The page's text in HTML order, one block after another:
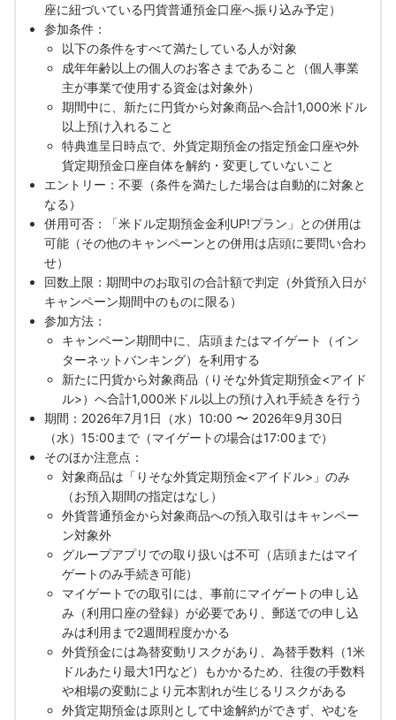
座に紐づいている円貨普通預金口座へ振り込み予定）
参加条件：
以下の条件をすべて満たしている人が対象
成年年齢以上の個人のお客さまであること（個人事業
主が事業で使用する資金は対象外）
期間中に、新たに円貨から対象商品へ合計1,000米ドル
以上預け入れること
特典進呈日時点で、外貨定期預金の指定預金口座や外
貨定期預金口座自体を解約・変更していないこと
エントリー：不要（条件を満たした場合は自動的に対象と
なる）
併用可否：「米ドル定期預金金利UP!プラン」との併用は
可能（その他のキャンペーンとの併用は店頭に要問い合わ
せ）
回数上限：期間中のお取引の合計額で判定（外貨預入日が
キャンペーン期間中のものに限る）
参加方法：
キャンペーン期間中に、店頭またはマイゲート（イン
ターネットバンキング）を利用する
新たに円貨から対象商品（りそな外貨定期預金<アイド
ル>）へ合計1,000米ドル以上の預け入れ手続きを行う
期間：2026年7月1日（水）10:00 〜 2026年9月30日
（水）15:00まで（マイゲートの場合は17:00まで）
そのほか注意点：
対象商品は「りそな外貨定期預金<アイドル>」のみ
（お預入期間の指定はなし）
外貨普通預金から対象商品への預入取引はキャンペー
ン対象外
グループアプリでの取り扱いは不可（店頭またはマイ
ゲートのみ手続き可能）
マイゲートでの取引には、事前にマイゲートの申し込
み（利用口座の登録）が必要であり、郵送での申し込
みは利用まで2週間程度かかる
外貨預金には為替変動リスクがあり、為替手数料（1米
ドルあたり最大1円など）もかかるため、往復の手数料
や相場の変動により元本割れが生じるリスクがある
外貨定期預金は原則として中途解約ができず、やむを